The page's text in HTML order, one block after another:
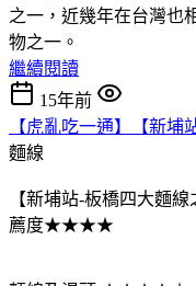
之一，近幾年在台灣也
物之一。
繼續閱讀
15年前
【虎亂吃一通】【新
麵線
【新埔站-板橋四大麵
薦度★★★★